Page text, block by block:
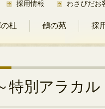
採用情報 わさびだお
杜 鶴の苑 採
特別アラカ